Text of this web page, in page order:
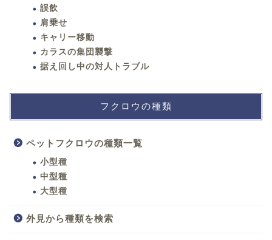
誤飲
肩乗せ
キャリー移動
カラスの集団襲撃
据え回し中の対人トラブル
フクロウの種類
ペットフクロウの種類一覧
小型種
中型種
大型種
外見から種類を検索